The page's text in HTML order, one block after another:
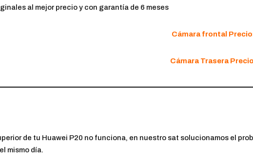
al mejor precio y con garantía de 6 meses
Cámara frontal
Cámara Trasera
de tu Huawei P20 no funciona, en nuestro sat solucionamos el
mismo día.